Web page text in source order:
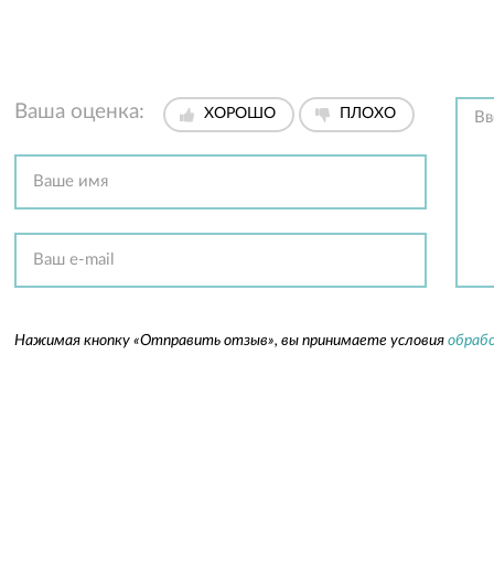
Ваша оценка: ХОРОШО ПЛОХО
Нажимая кнопку «Отправить отзыв», вы принимаете условия